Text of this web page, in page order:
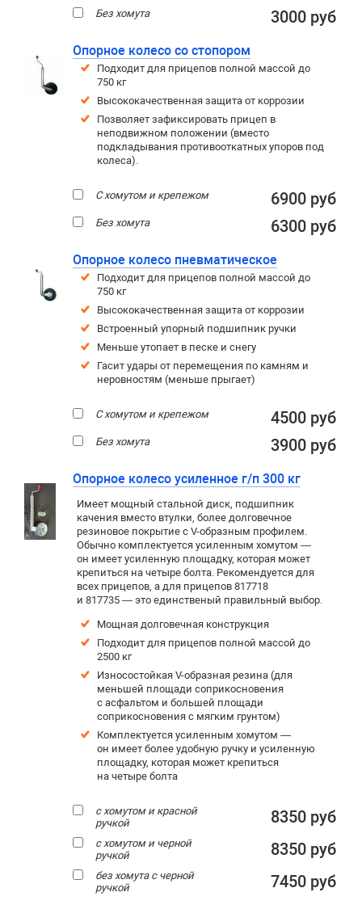
Без хомута 3000 руб
Опорное колесо со стопором
Подходит для прицепов полной массой до
750 кг
Высококачественная защита от коррозии
Позволяет зафиксировать прицеп в
неподвижном положении (вместо
подкладывания противооткатных упоров под
колеса).
С хомутом и крепежом 6900 руб
Без хомута 6300 руб
Опорное колесо пневматическое
Подходит для прицепов полной массой до
750 кг
Высококачественная защита от коррозии
Встроенный упорный подшипник ручки
Меньше утопает в песке и снегу
Гасит удары от перемещения по камням и
неровностям (меньше прыгает)
С хомутом и крепежом 4500 руб
Без хомута 3900 руб
Опорное колесо усиленное г/п 300 кг
Имеет мощный стальной диск, подшипник
качения вместо втулки, более долговечное
резиновое покрытие c V-образным профилем.
Обычно комплектуется усиленным хомутом —
он имеет усиленную площадку, которая может
крепиться на четыре болта. Рекомендуется для
всех прицепов, а для прицепов 817718
и 817735 — это единственый правильный выбор.
Мощная долговечная конструкция
Подходит для прицепов полной массой до
2500 кг
Износостойкая V-образная резина (для
меньшей площади соприкосновения
с асфальтом и большей площади
соприкосновения с мягким грунтом)
Комплектуется усиленным хомутом —
он имеет более удобную ручку и усиленную
площадку, которая может крепиться
на четыре болта
с хомутом и красной
ручкой
8350 руб
с хомутом и черной
ручкой
8350 руб
без хомута с черной
ручкой
7450 руб